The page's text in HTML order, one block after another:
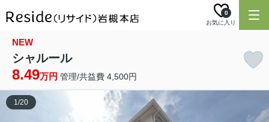
お気に入り
0
NEW
シャルール
8.49万円 管理/共益費 4,500円
1/20